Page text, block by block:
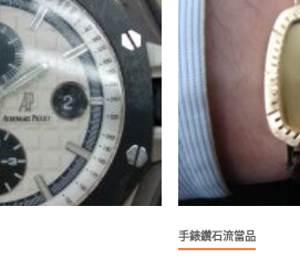
手錶鑽石流當品